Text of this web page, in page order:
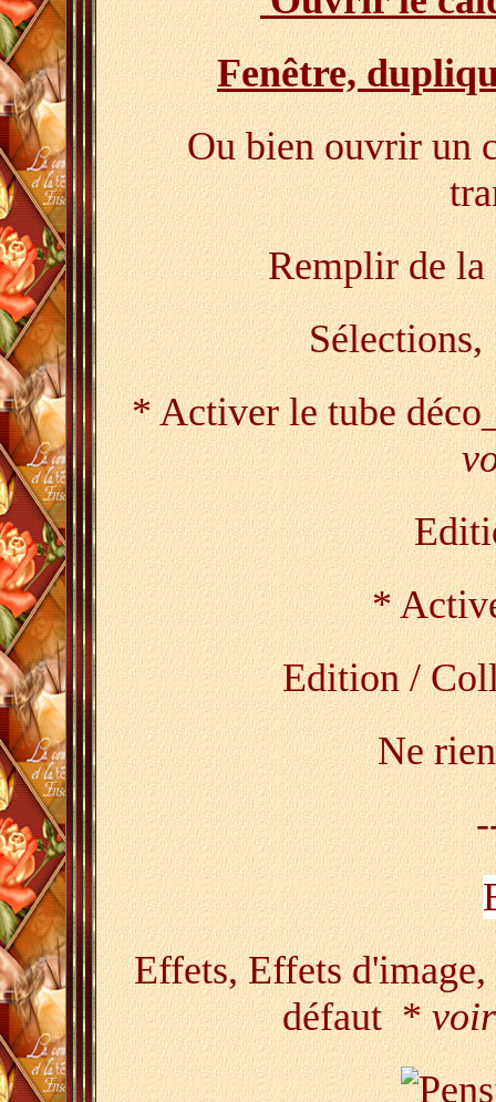
Fenêtre,
Ou bien ouvrir un
Remplir de
* Activer le tube
*
Edition /
Ne
Effets, Effets
défaut *